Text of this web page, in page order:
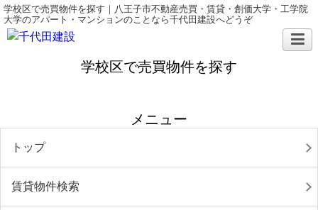
学校区で売買物件を探す｜八王子市不動産売買・賃貸・創価大学・工学院
大学のアパート・マンションのことなら千代田建設へどうぞ
学校区で売買物件を探す
メニュー
トップ
賃貸物件検索